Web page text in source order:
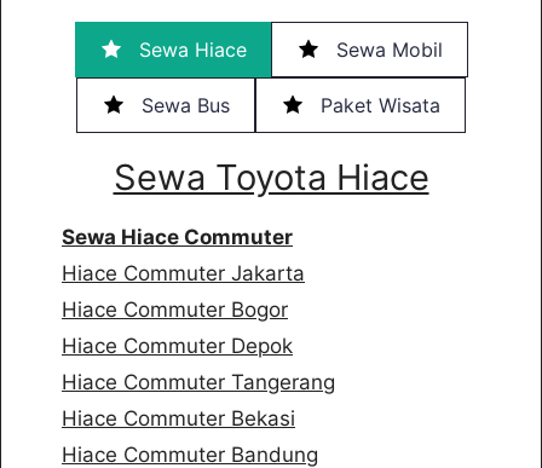
Sewa Hiace Sewa Mobil
Sewa Bus Paket Wisata
Sewa Toyota Hiace
Sewa Hiace Commuter
Hiace Commuter Jakarta
Hiace Commuter Bogor
Hiace Commuter Depok
Hiace Commuter Tangerang
Hiace Commuter Bekasi
Hiace Commuter Bandung